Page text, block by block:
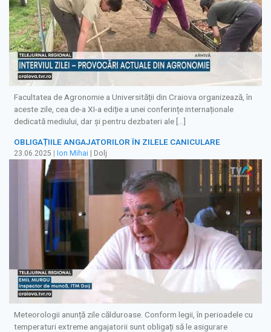
Facultatea de Agronomie a Universității din Craiova organizează, în
aceste zile, cea de-a XI-a ediție a unei conferințe internaționale
dedicată mediului, dar și pentru dezbateri ale […]
OBLIGAȚIILE ANGAJATORILOR ÎN ZILELE CANICULARE
23.06.2025 Ion Mihai | Dolj
Meteorologii anunță zile călduroase. Conform legii, în perioadele cu
temperaturi extreme angajatorii sunt obligați să le asigurare